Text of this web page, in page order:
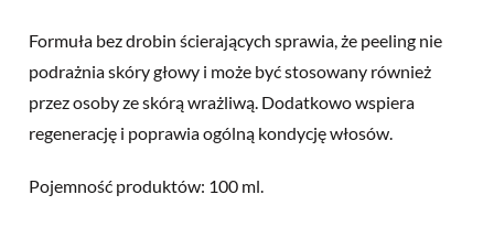
Formuła bez drobin ścierających sprawia, że peeling nie
podrażnia skóry głowy i może być stosowany również
przez osoby ze skórą wrażliwą. Dodatkowo wspiera
regenerację i poprawia ogólną kondycję włosów.
Pojemność produktów: 100 ml.